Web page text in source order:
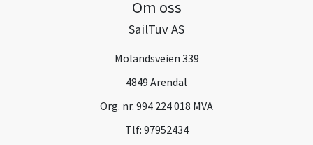
Om oss
SailTuv AS
Molandsveien 339
4849 Arendal
Org. nr. 994 224 018 MVA
Tlf: 97952434